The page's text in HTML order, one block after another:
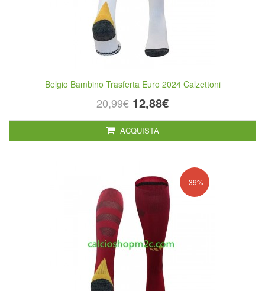
Belgio Bambino Trasferta Euro 2024 Calzettoni
20,99€ 12,88€
ACQUISTA
-39%